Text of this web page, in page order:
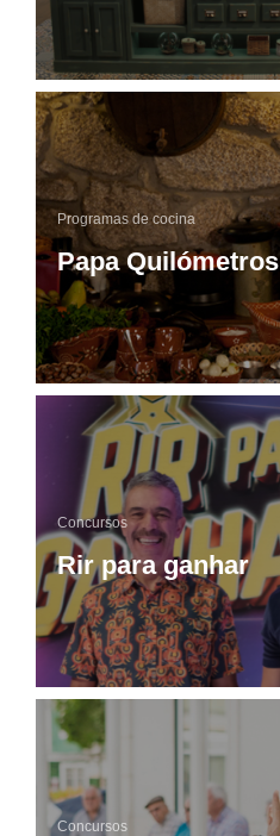
Papa Quilómetros
Programas de cocina
Rir para ganhar
Concursos
Concursos